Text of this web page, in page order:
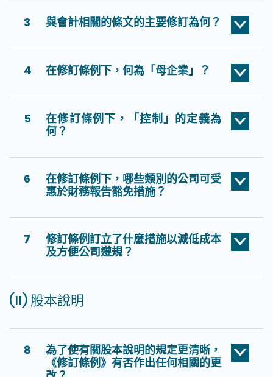
3 與會計相關的條文的主要修訂為何？
4 在修訂條例下，何為「母企業」？
5
在修訂條例下，「控制」的定義為
何？
6
在修訂條例下，哪些類別的公司可受
惠於財務報告豁免措施？
7
修訂條例訂立了什麼措施以減低成本
及方便公司遵規？
(II) 股本說明
8
為了使有關股本說明的規定更清晰，
《修訂條例》有否作出任何相關的更